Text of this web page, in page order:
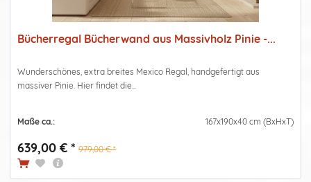
Bücherregal Bücherwand aus Massivholz Pinie -...
Wunderschönes, extra breites Mexico Regal, handgefertigt aus
massiver Pinie. Hier findet die...
Maße ca.: 167x190x40 cm (BxHxT)
639,00 € * 979,00 € *